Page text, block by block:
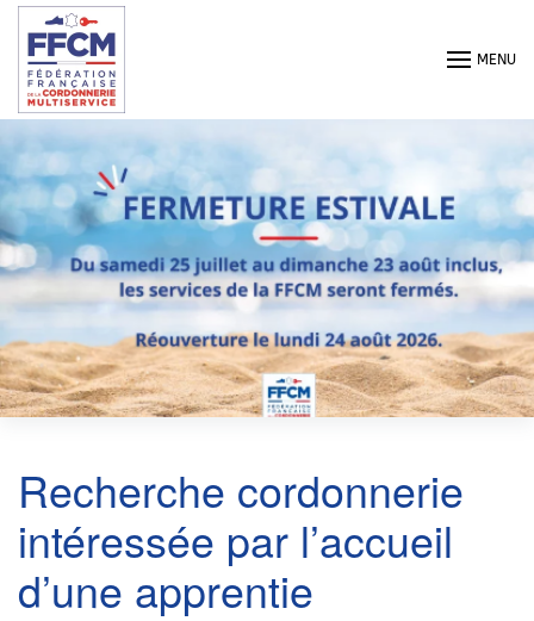
Passer au contenu principal MENU
Recherche cordonnerie
intéressée par l’accueil
d’une apprentie